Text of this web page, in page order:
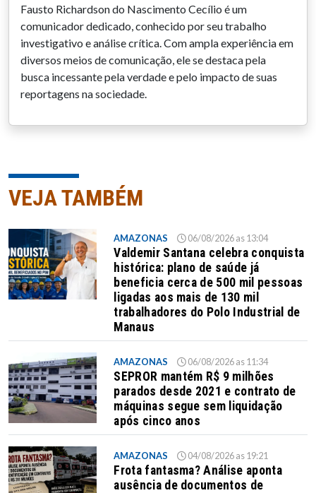
Fausto Richardson do Nascimento Cecílio é um
comunicador dedicado, conhecido por seu trabalho
investigativo e análise crítica. Com ampla experiência em
diversos meios de comunicação, ele se destaca pela
busca incessante pela verdade e pelo impacto de suas
reportagens na sociedade.
VEJA TAMBÉM
AMAZONAS 06/08/2026 as 13:04
Valdemir Santana celebra conquista
histórica: plano de saúde já
beneficia cerca de 500 mil pessoas
ligadas aos mais de 130 mil
trabalhadores do Polo Industrial de
Manaus
AMAZONAS 06/08/2026 as 11:34
SEPROR mantém R$ 9 milhões
parados desde 2021 e contrato de
máquinas segue sem liquidação
após cinco anos
AMAZONAS 04/08/2026 as 19:21
Frota fantasma? Análise aponta
ausência de documentos de